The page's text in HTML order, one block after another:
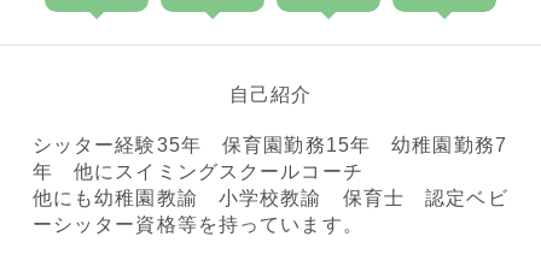
自己紹介
シッター経験35年 保育園勤務15年 幼稚園勤務7
年 他にスイミングスクールコーチ
他にも幼稚園教諭 小学校教諭 保育士 認定ベビ
ーシッター資格等を持っています。